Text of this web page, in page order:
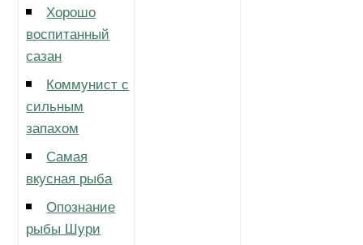
Хорошо
воспитанный
сазан
Коммунист с
сильным
запахом
Самая
вкусная рыба
Опознание
рыбы Шури